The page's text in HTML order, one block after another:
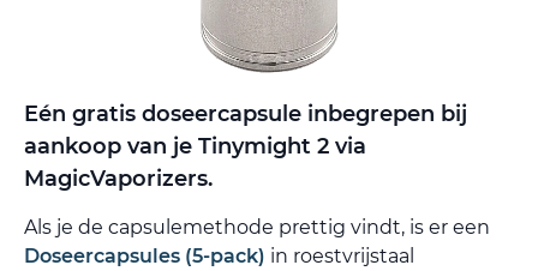
Eén gratis doseercapsule inbegrepen bij
aankoop van je Tinymight 2 via
MagicVaporizers.
Als je de capsulemethode prettig vindt, is er een
Doseercapsules (5-pack) in roestvrijstaal